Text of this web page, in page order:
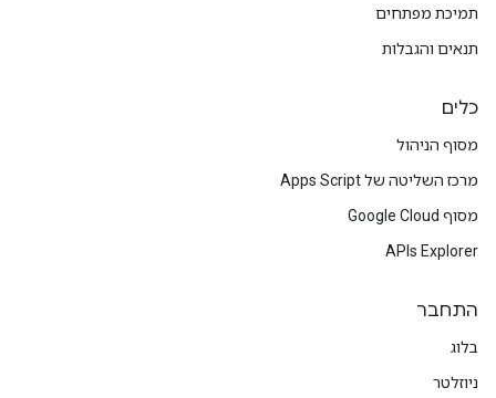
תמיכת מפתחים
תנאים והגבלות
כלים
מסוף הניהול
מרכז השליטה של Apps Script
מסוף Google Cloud
APIs Explorer
התחבר
בלוג
ניוזלטר